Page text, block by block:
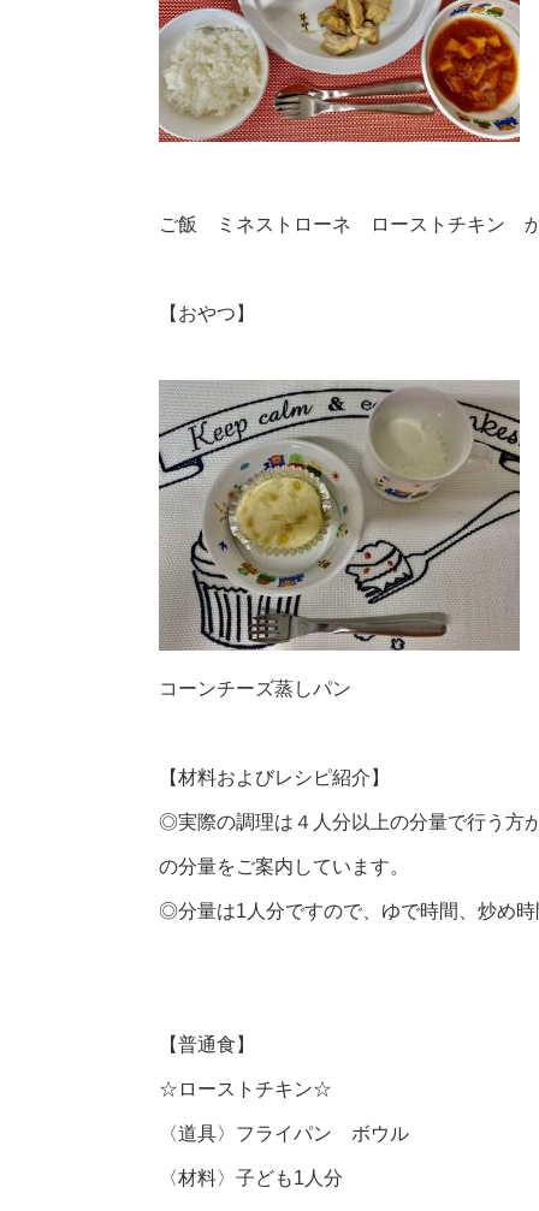
ご飯 ミネストローネ ローストチキン
【おやつ】
コーンチーズ蒸しパン
【材料およびレシピ紹介】
◎実際の調理は４人分以上の分量で行う方
の分量をご案内しています。
◎分量は1人分ですので、ゆで時間、炒め時
【普通食】
☆ローストチキン☆
〈道具〉フライパン ボウル
〈材料〉子ども1人分